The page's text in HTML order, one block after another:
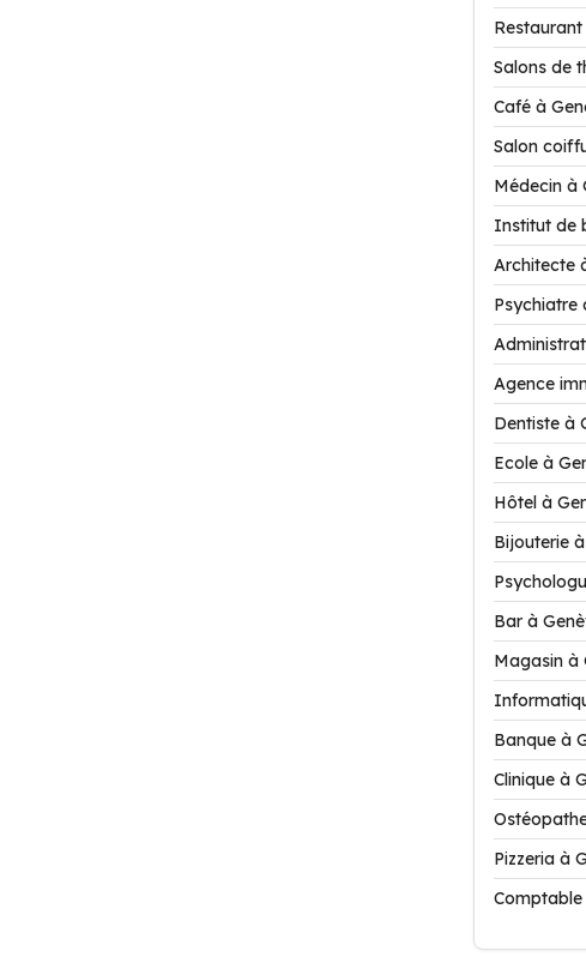
Salons de
Café à
Salon
Médecin à
Institut de
Architecte
Psychiatre
Agence
Dentiste à
Ecole à
Hôtel à
Bijouterie
Bar à
Magasin à
Banque à
Clinique à
Pizzeria à
Comptable